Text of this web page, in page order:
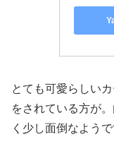
とても可愛らしい
をされている方が
く少し面倒なようで